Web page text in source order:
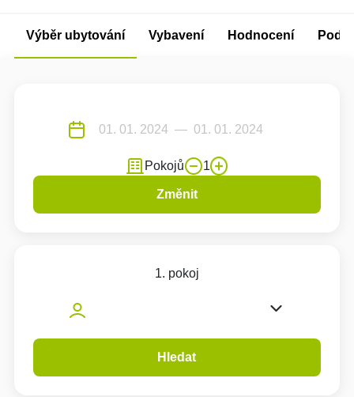
Výběr ubytování Vybavení Hodnocení
Pokojů 1
Změnit
1. pokoj
Hledat